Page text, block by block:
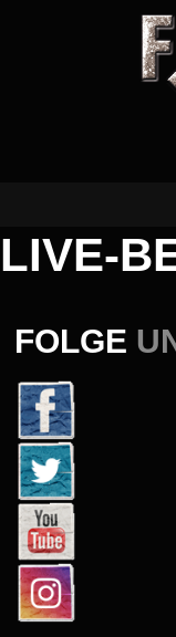
LIVE-
FOLGE